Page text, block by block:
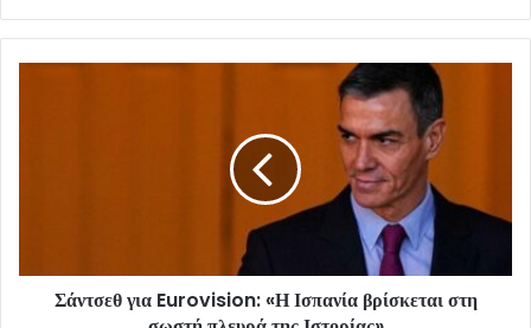
Σάντσεθ για Eurovision: «Η Ισπανία βρίσκεται στη